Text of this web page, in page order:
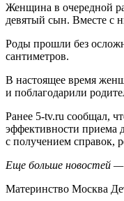
Женщина в очередной
девятый сын. Вместе с
Роды прошли без
сантиметров.
В настоящее время
и поблагодарили
Ранее 5-tv.ru сообщал,
эффективности приема
с получением справок,
Еще больше новостей
Материнство Москва